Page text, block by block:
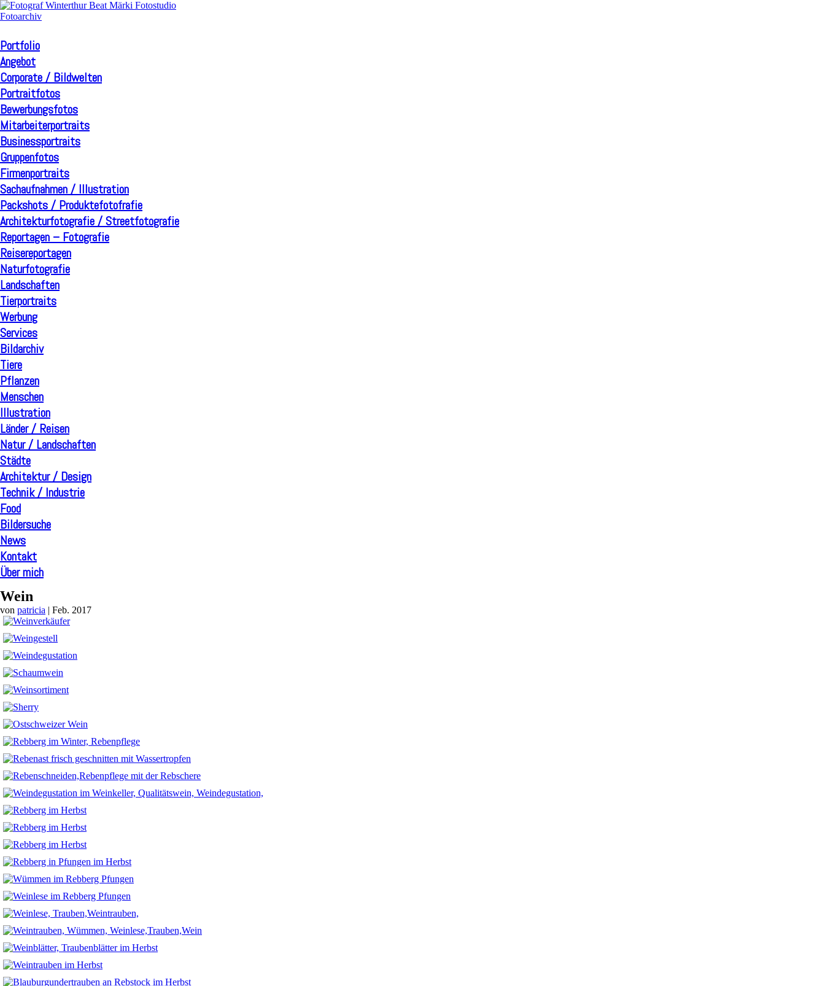
Portfolio
Angebot
Corporate / Bildwelten
Portraitfotos
Bewerbungsfotos
Mitarbeiterportraits
Businessportraits
Gruppenfotos
Firmenportraits
Sachaufnahmen / Illustration
Packshots / Produktefotofrafie
Architekturfotografie / Streetfotografie
Reportagen – Fotografie
Reisereportagen
Naturfotografie
Landschaften
Tierportraits
Werbung
Services
Bildarchiv
Tiere
Pflanzen
Menschen
Illustration
Länder / Reisen
Natur / Landschaften
Städte
Architektur / Design
Technik / Industrie
Food
Bildersuche
News
Kontakt
Über mich
Wein
von patricia | Feb. 2017